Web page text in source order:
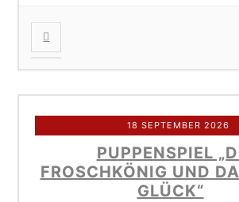
18 SEPTEMBER 2026
PUPPENSPIEL
FROSCHKÖNIG UND
GLÜCK“